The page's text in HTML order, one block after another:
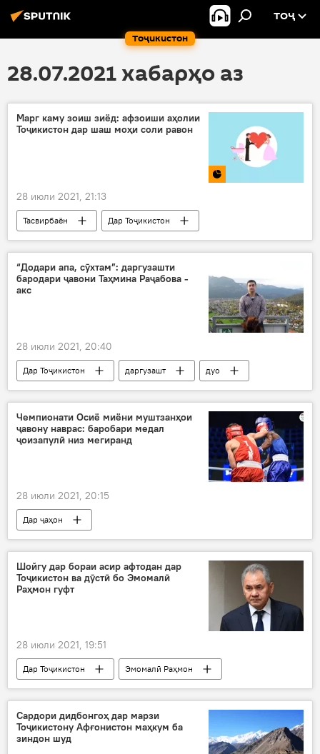
Тоҷикистон
ТОҶ
28.07.2021 хабарҳо аз
Марг каму зоиш зиёд: афзоиши аҳолии
Тоҷикистон дар шаш моҳи соли равон
28 июли 2021, 21:13
Тасвирбаён
Дар Тоҷикистон
таваллуд
даргузашт
“Додари апа, сӯхтам”: даргузашти
бародари ҷавони Таҳмина Раҷабова -
акс
28 июли 2021, 20:40
Дар Тоҷикистон даргузашт дуо
Чемпионати Осиё миёни муштзанҳои
ҷавону наврас: баробари медал
ҷоизапулӣ низ мегиранд
28 июли 2021, 20:15
Дар ҷаҳон
Навигариҳои варзиши Тоҷикистон
ҷоиза
бокс
Осиё
Шойгу дар бораи асир афтодан дар
Тоҷикистон ва дӯстӣ бо Эмомалӣ
Раҳмон гуфт
28 июли 2021, 19:51
Дар Тоҷикистон
Эмомалӣ Раҳмон
Сергей Шойгу
Дар Русия
Сардори дидбонгоҳ дар марзи
Тоҷикистону Афғонистон маҳкум ба
зиндон шуд